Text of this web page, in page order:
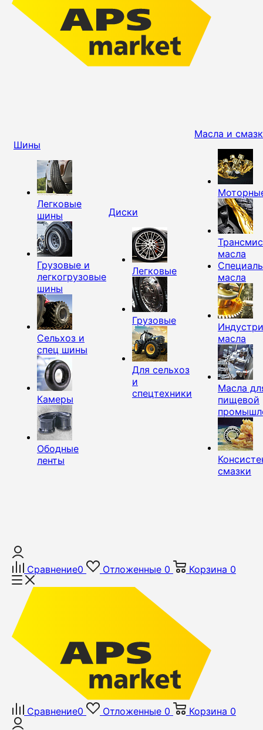
Шины
Легковые
шины
Грузовые и
легкогрузовые
шины
Сельхоз и
спец шины
Камеры
Ободные
ленты
Диски
Легковые
Грузовые
Для сельхоз
и
спецтехники
Масла и
масла
масла
масла
Масла
пищевой
смазки
Сравнение0 Отложенные 0 Корзина 0
Сравнение0 Отложенные 0 Корзина 0